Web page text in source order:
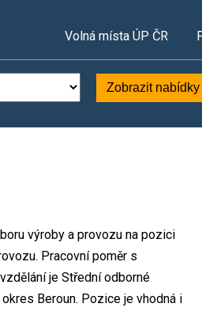
Volná místa ÚP ČR
Zobrazit nabídky
výroby a provozu na pozici
Pracovní poměr s
je Střední odborné
Beroun. Pozice je vhodná i